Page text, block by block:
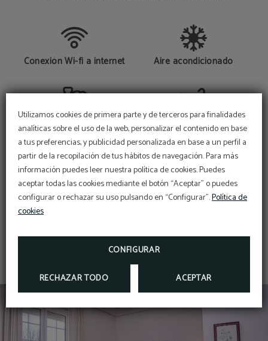
Utilizamos cookies de primera parte y de terceros para finalidades
analíticas sobre el uso de la web, personalizar el contenido en base
a tus preferencias, y publicidad personalizada en base a un perfil a
partir de la recopilación de tus hábitos de navegación. Para más
información puedes leer nuestra política de cookies. Puedes
aceptar todas las cookies mediante el botón “Aceptar” o puedes
configurar o rechazar su uso pulsando en “Configurar”.Política de
cookies
CONFIGURAR
RECHAZAR TODO ACEPTAR
Conexión Wi-fi a internet Aire acondicionado
Amenities Bañera
Cunas (bajo petición) Escritorio
Servicio de despertador